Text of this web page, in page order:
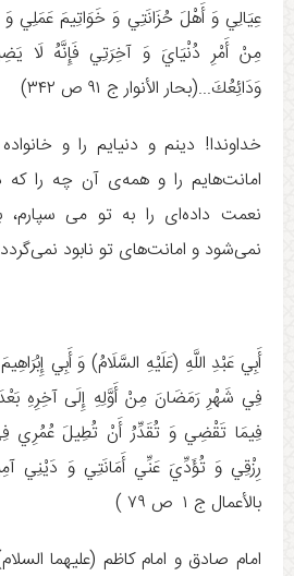
عِيَالِي وَ أَهْلَ حُزَانَتِي وَ خَوَاتِيمَ عَمَلِي
مِنْ أَمْرِ دُنْيَايَ وَ آخِرَتِي فَإِنَّهُ لَا
وَدَائِعُكَ..‏.(بحار الأنوار ج ‏۹۱ ص ۳۴۲)
خداوندا! دینم و دنیایم را و
امانت‌هایم را و همه‌ی آن چه را
نعمت داده‌ای را به تو می سپارم،
نمی‌شود و امانت‌های تو نابود
أَبِي عَبْدِ اللَّهِ (عَلَيْهِ السَّلَامُ) وَ أَبِي
فِي شَهْرِ رَمَضَانَ مِنْ أَوَّلِهِ إِلَى آخِرِهِ
فِيمَا تَقْضِي وَ تُقَدِّرُ أَنْ تُطِيلَ عُمُرِي
رِزْقِي وَ تُؤَدِّيَ عَنِّي أَمَانَتِي وَ دَيْنِي
بالأعمال ج ‏۱ ص ۷۹ )
امام صادق و امام كاظم (عليهما